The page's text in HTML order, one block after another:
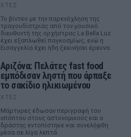
ΧΤΕΣ
Το βίντεο με την παρενόχληση της
τραγουδίστριας από τον μουσικό
διευθυντή της ορχήστρας La Bella Luz
έχει εξαπλωθεί παγκοσμίως, ενώ η
Εισαγγελία έχει ήδη ξεκινήσει έρευνα.
Αριζόνα: Πελάτες fast food
εμπόδισαν ληστή που άρπαξε
το σακίδιο ηλικιωμένου
ΧΤΕΣ
Μάρτυρες έδωσαν περιγραφή του
υπόπτου στους αστυνομικούς και ο
δράστης εντοπίστηκε και συνελήφθη
μέσα σε λίγα λεπτά